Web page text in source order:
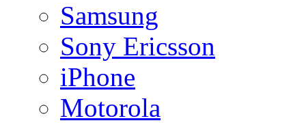
Samsung
Sony Ericsson
iPhone
Motorola